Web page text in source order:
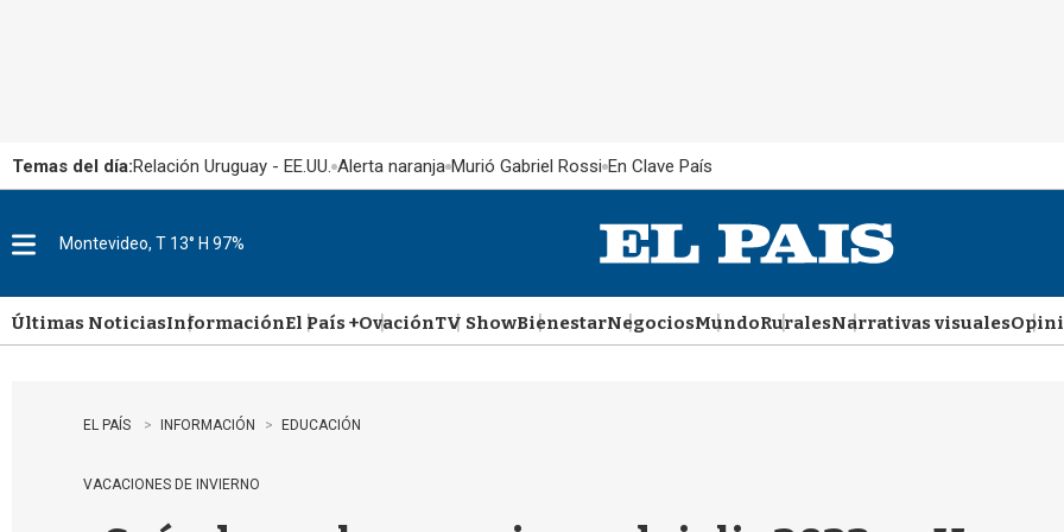
Temas del día:Relación Uruguay - EE.UU. Alerta naranja Murió Gabriel Rossi En Clave País
u
Montevideo, T 13° H 97%
Últimas NoticiasInformaciónEl País +OvaciónTV ShowBienestarNegociosMundoRuralesNarrativas visuales
EL PAÍS INFORMACIÓN EDUCACIÓN
VACACIONES DE INVIERNO